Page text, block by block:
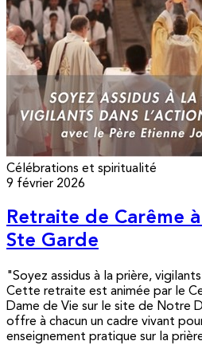
Célébrations et spiritualité
9 février 2026
Retraite de Carême
Ste Garde
"Soyez assidus à la prière,
Cette retraite est animée par le
Dame de Vie sur le site de Notre
offre à chacun un cadre vivant
enseignement pratique sur la